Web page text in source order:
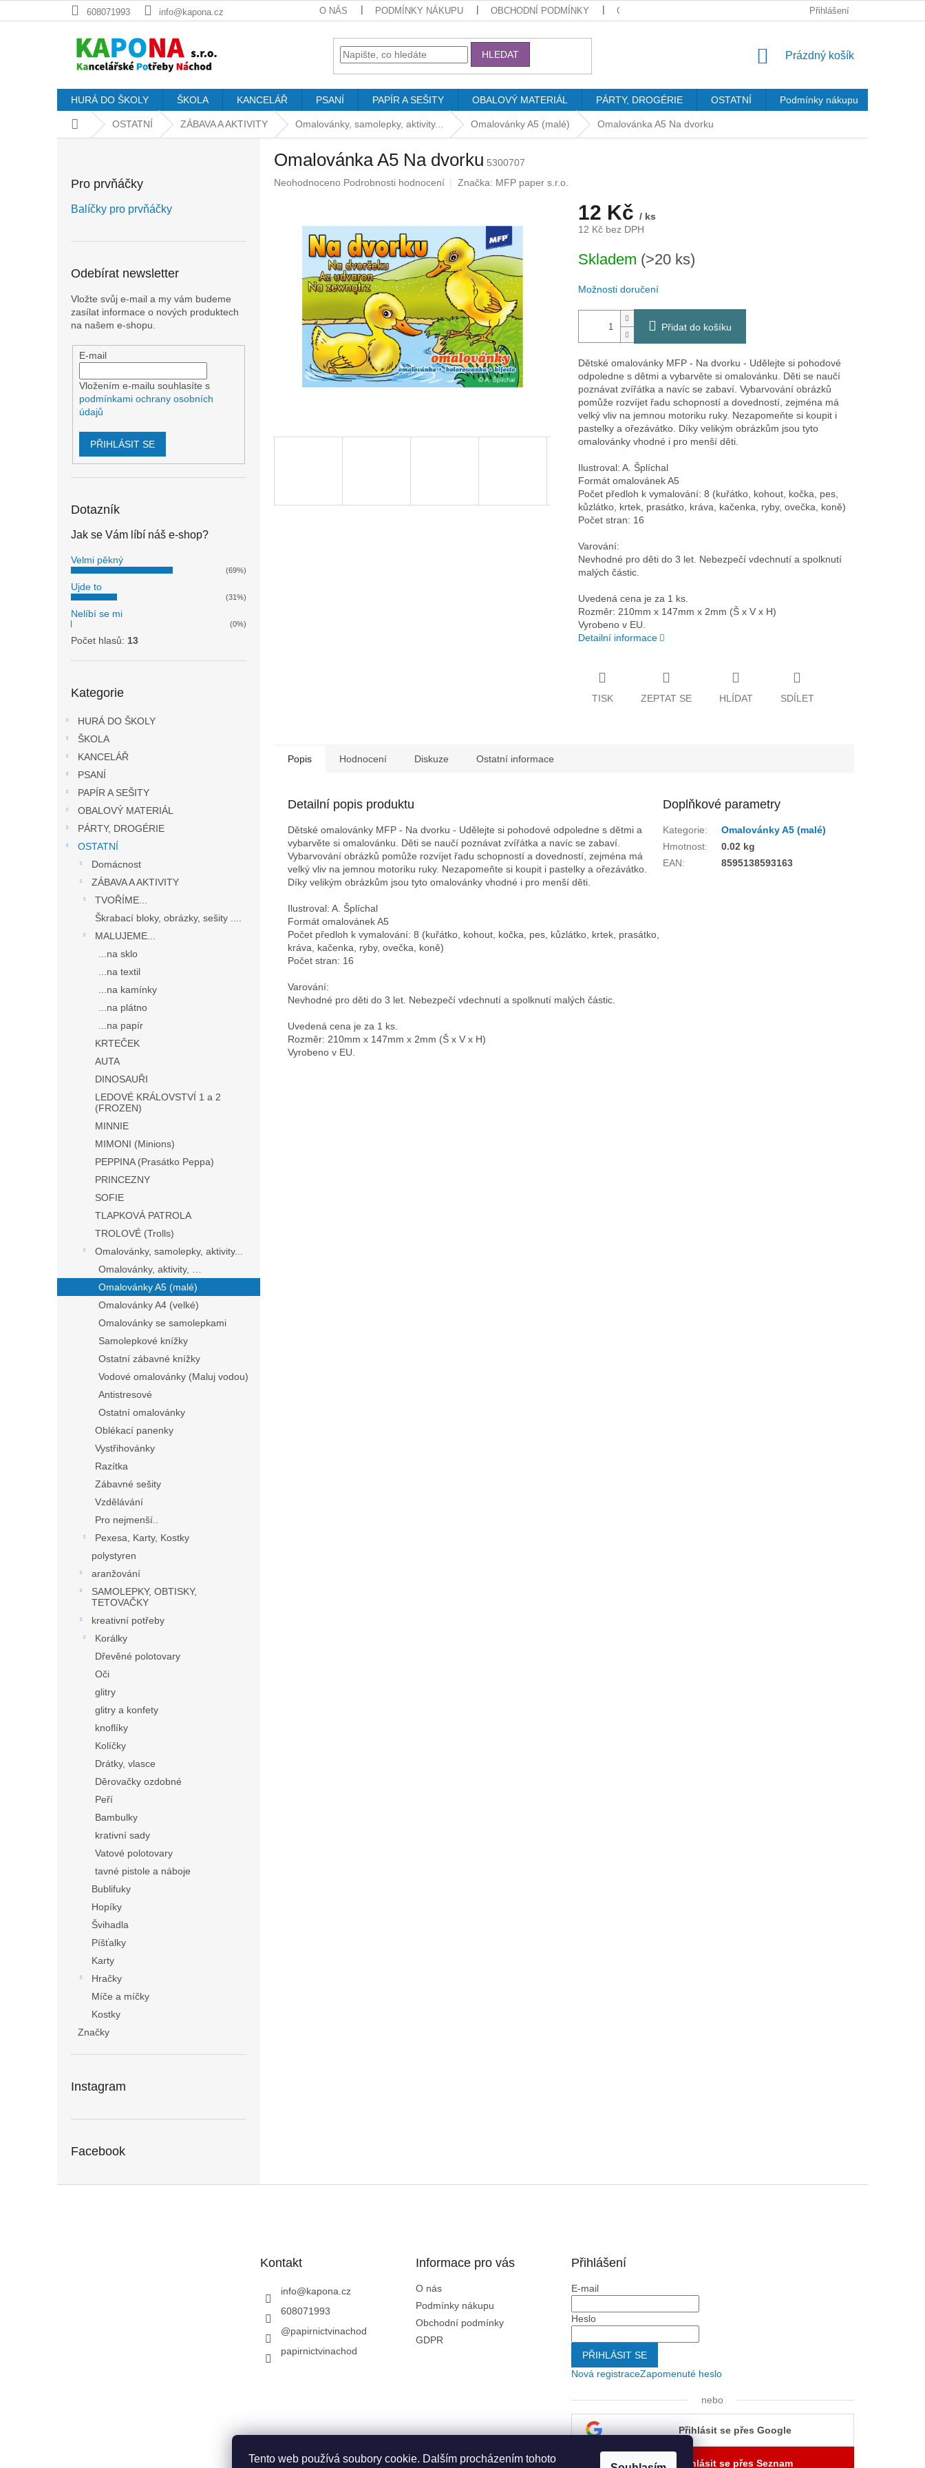
Tento web používá soubory cookie. Dalším procházením tohoto
na
608071993 info@kapona.cz O NÁS PODMÍNKY NÁKUPU OBCHODNÍ PODMÍNKY GDPR Přihlášení
HLEDAT
NÁKUPNÍ
Prázdný košík
HURÁ DO ŠKOLY ŠKOLA KANCELÁŘ PSANÍ PAPÍR A SEŠITY OBALOVÝ MATERIÁL PÁRTY, DROGÉRIE OSTATNÍ Podmínky nákupu
Domů OSTATNÍ ZÁBAVA A AKTIVITY Omalovánky, samolepky, aktivity... Omalovánky A5 (malé) Omalovánka A5 Na dvorku
Pro prvňáčky
Balíčky pro prvňáčky
Odebírat newsletter
Vložte svůj e-mail a my vám budeme
zasílat informace o nových produktech
na našem e-shopu.
E-mail
Vložením e-mailu souhlasíte s
podmínkami ochrany osobních
údajů
PŘIHLÁSIT SE
Dotazník
Jak se Vám líbí náš e-shop?
Velmi pěkný
(69%)
Ujde to
(31%)
Nelíbí se mi
(0%)
Počet hlasů: 13
kategorie
Kategorie
HURÁ DO ŠKOLY
ŠKOLA
KANCELÁŘ
PSANÍ
PAPÍR A SEŠITY
OBALOVÝ MATERIÁL
PÁRTY, DROGÉRIE
OSTATNÍ
Domácnost
ZÁBAVA A AKTIVITY
TVOŘÍME...
Škrabací bloky, obrázky, sešity ....
MALUJEME...
...na sklo
...na textil
...na kamínky
...na plátno
...na papír
KRTEČEK
AUTA
DINOSAUŘI
LEDOVÉ KRÁLOVSTVÍ 1 a 2
(FROZEN)
MINNIE
MIMONI (Minions)
PEPPINA (Prasátko Peppa)
PRINCEZNY
SOFIE
TLAPKOVÁ PATROLA
TROLOVÉ (Trolls)
Omalovánky, samolepky, aktivity...
Omalovánky, aktivity, …
Omalovánky A5 (malé)
Omalovánky A4 (velké)
Omalovánky se samolepkami
Samolepkové knížky
Ostatní zábavné knížky
Vodové omalovánky (Maluj vodou)
Antistresové
Ostatní omalovánky
Oblékací panenky
Vystřihovánky
Razítka
Zábavné sešity
Vzdělávání
Pro nejmenší..
Pexesa, Karty, Kostky
polystyren
aranžování
SAMOLEPKY, OBTISKY,
TETOVAČKY
kreativní potřeby
Korálky
Dřevěné polotovary
Oči
glitry
glitry a konfety
knoflíky
Kolíčky
Drátky, vlasce
Děrovačky ozdobné
Peří
Bambulky
krativní sady
Vatové polotovary
tavné pistole a náboje
Bublifuky
Hopíky
Švihadla
Píšťalky
Karty
Hračky
Míče a míčky
Kostky
Značky
Instagram
Facebook
Omalovánka A5 Na dvorku 5300707
Průměrné
hvězdiček.
Neohodnoceno Podrobnosti hodnocení Značka: MFP paper s.r.o.
12 Kč / ks
12 Kč bez DPH
cena:
Skladem (>20 ks)
Možnosti doručení
Přidat do košíku
Dětské omalovánky MFP - Na dvorku - Udělejte si pohodové
odpoledne s dětmi a vybarvěte si omalovánku. Děti se naučí
poznávat zvířátka a navíc se zabaví. Vybarvování obrázků
pomůže rozvíjet řadu schopností a dovedností, zejména má
velký vliv na jemnou motoriku ruky. Nezapomeňte si koupit i
pastelky a ořezávátko. Díky velikým obrázkům jsou tyto
omalovánky vhodné i pro menší děti.
Ilustroval: A. Šplíchal
Formát omalovánek A5
Počet předloh k vymalování: 8 (kuřátko, kohout, kočka, pes,
kůzlátko, krtek, prasátko, kráva, kačenka, ryby, ovečka, koně)
Počet stran: 16
Varování:
Nevhodné pro děti do 3 let. Nebezpečí vdechnutí a spolknutí
malých částic.
Uvedená cena je za 1 ks.
Rozměr: 210mm x 147mm x 2mm (Š x V x H)
Vyrobeno v EU.
Detailní informace
TISK ZEPTAT SE HLÍDAT SDÍLET
Popis Hodnocení Diskuze Ostatní informace
Detailní popis produktu
Dětské omalovánky MFP - Na dvorku - Udělejte si pohodové odpoledne s dětmi a
vybarvěte si omalovánku. Děti se naučí poznávat zvířátka a navíc se zabaví.
Vybarvování obrázků pomůže rozvíjet řadu schopností a dovedností, zejména má
velký vliv na jemnou motoriku ruky. Nezapomeňte si koupit i pastelky a ořezávátko.
Díky velikým obrázkům jsou tyto omalovánky vhodné i pro menší děti.
Ilustroval: A. Šplíchal
Formát omalovánek A5
Počet předloh k vymalování: 8 (kuřátko, kohout, kočka, pes, kůzlátko, krtek, prasátko,
kráva, kačenka, ryby, ovečka, koně)
Počet stran: 16
Varování:
Nevhodné pro děti do 3 let. Nebezpečí vdechnutí a spolknutí malých částic.
Uvedená cena je za 1 ks.
Rozměr: 210mm x 147mm x 2mm (Š x V x H)
Vyrobeno v EU.
Doplňkové parametry
Kategorie:
Omalovánky A5 (malé)
Hmotnost:
0.02 kg
EAN: 8595138593163
Kontakt
info@kapona.cz
608071993
@papirnictvinachod
papirnictvinachod
Informace pro vás
O nás
Podmínky nákupu
Obchodní podmínky
GDPR
Přihlášení
E-mail
Heslo
PŘIHLÁSIT SE
Nová registraceZapomenuté heslo
nebo
Přihlásit se přes Google
Přihlásit se přes Seznam